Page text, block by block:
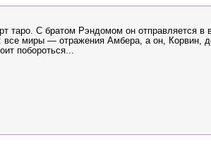
таро. С братом Рэндомом он отправляется в
все миры — отражения Амбера, а он, Корвин,
побороться...